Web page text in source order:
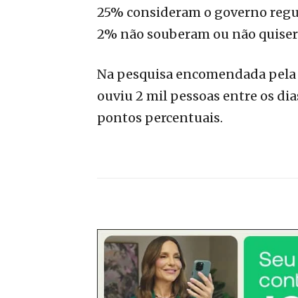
25% consideram o governo
2% não souberam ou não
Na pesquisa encomendada
ouviu 2 mil pessoas entre os
pontos percentuais.